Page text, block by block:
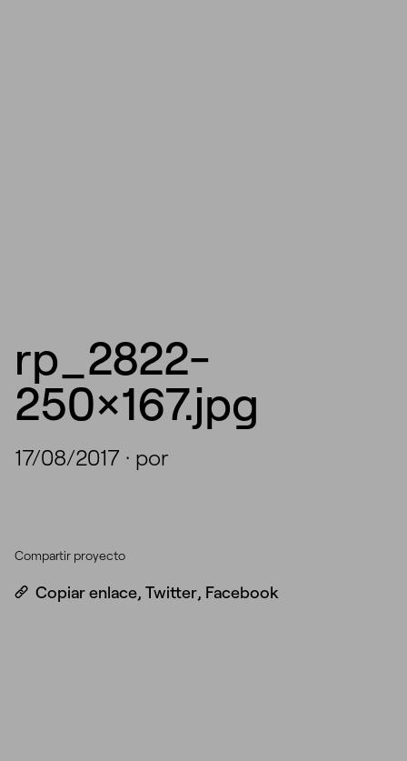
rp_2822-
250×167.jpg
17/08/2017 · por
Compartir proyecto
Copiar enlace, Twitter, Facebook